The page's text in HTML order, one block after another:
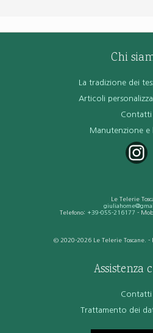
Chi
La tradizione dei
Articoli
Contatti
Manutenzione e
Le Telerie
Telefono: +39-055-216177 -
© 2020-2026 Le Telerie Toscane. -
Assistenza
Contatti
Trattamento dei